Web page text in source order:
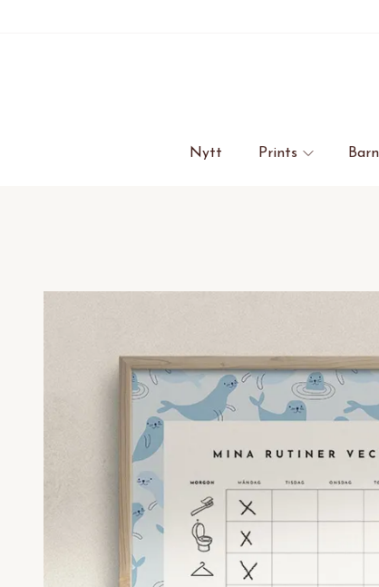
Nytt Prints